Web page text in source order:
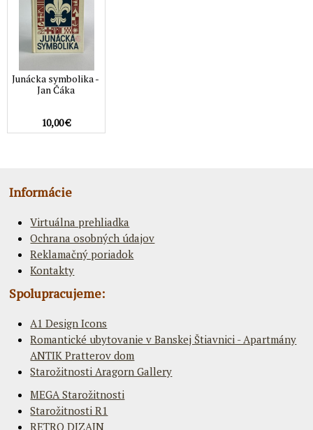
Junácka symbolika -
Jan Čáka
10,00 €
Informácie
Virtuálna prehliadka
Ochrana osobných údajov
Reklamačný poriadok
Kontakty
Spolupracujeme:
A1 Design Icons
Romantické ubytovanie v Banskej Štiavnici - Apartmány
ANTIK Pratterov dom
Starožitnosti Aragorn Gallery
MEGA Starožitnosti
Starožitnosti R1
RETRO DIZAJN